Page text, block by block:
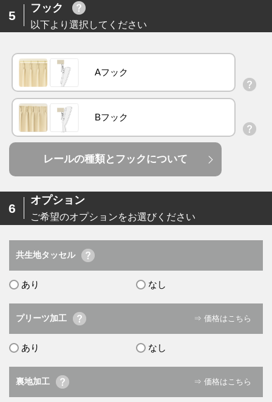
5
フック
以下より選択してください
Aフック
Bフック
レールの種類とフックについて
6
オプション
ご希望のオプションをお選びください
共生地タッセル
あり なし
プリーツ加工 ⇒ 価格はこちら
あり なし
裏地加工 ⇒ 価格はこちら